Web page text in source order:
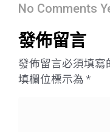
No Comments
發佈留言
發佈留言必須填寫
填欄位標示為 *